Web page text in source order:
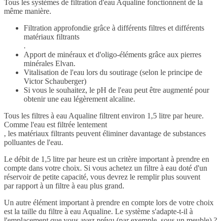
Tous les systèmes de filtration d'eau Aqualine fonctionnent de la
même manière.
Filtration approfondie grâce à différents filtres et différents
matériaux filtrants
.
Apport de minéraux et d'oligo-éléments grâce aux pierres
minérales Elvan.
Vitalisation de l'eau lors du soutirage (selon le principe de
Victor Schauberger)
Si vous le souhaitez, le pH de l'eau peut être augmenté pour
obtenir une eau légèrement alcaline.
Tous les filtres à eau Aqualine filtrent environ 1,5 litre par heure.
Comme l'eau est filtrée lentement
, les matériaux filtrants peuvent éliminer davantage de substances
polluantes de l'eau.
Le débit de 1,5 litre par heure est un critère important à prendre en
compte dans votre choix. Si vous achetez un filtre à eau doté d'un
réservoir de petite capacité, vous devrez le remplir plus souvent
par rapport à un filtre à eau plus grand.
Un autre élément important à prendre en compte lors de votre choix
est la taille du filtre à eau Aqualine. Le système s'adapte-t-il à